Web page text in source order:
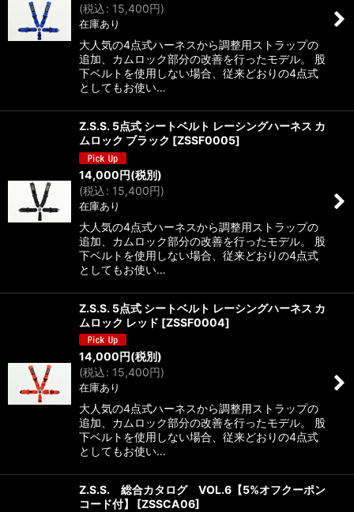
(税込: 15,400円)
在庫あり
大人気の4点式ハーネスから調整用ストラップの
追加、カムロック部分の改善を行ったモデル。 股
下ベルトを使用しない場合、従来どおりの4点式
としてもお使い…
Z.S.S. 5点式 シートベルト レーシングハーネス カ
ムロック ブラック [ZSSF0005]
14,000円(税別)
(税込: 15,400円)
在庫あり
大人気の4点式ハーネスから調整用ストラップの
追加、カムロック部分の改善を行ったモデル。 股
下ベルトを使用しない場合、従来どおりの4点式
としてもお使い…
Z.S.S. 5点式 シートベルト レーシングハーネス カ
ムロック レッド [ZSSF0004]
14,000円(税別)
(税込: 15,400円)
在庫あり
大人気の4点式ハーネスから調整用ストラップの
追加、カムロック部分の改善を行ったモデル。 股
下ベルトを使用しない場合、従来どおりの4点式
としてもお使い…
Z.S.S. 総合カタログ VOL.6【5%オフクーポン
コード付】
[ZSSCA06]